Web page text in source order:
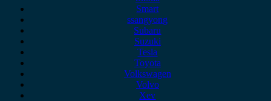
Smart
ssangyong
Subaru
Suzuki
Tesla
Toyota
Volkswagen
Volvo
Xev